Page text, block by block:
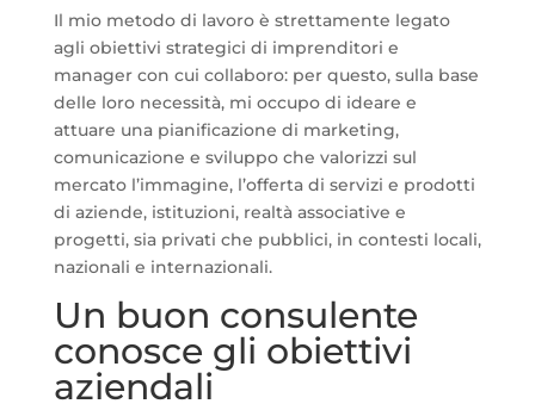
Il mio metodo di lavoro è strettamente legato
agli obiettivi strategici di imprenditori e
manager con cui collaboro: per questo, sulla base
delle loro necessità, mi occupo di ideare e
attuare una pianificazione di marketing,
comunicazione e sviluppo che valorizzi sul
mercato l’immagine, l’offerta di servizi e prodotti
di aziende, istituzioni, realtà associative e
progetti, sia privati che pubblici, in contesti locali,
nazionali e internazionali.
Un buon consulente
conosce gli obiettivi
aziendali